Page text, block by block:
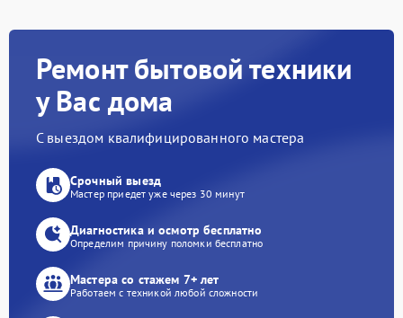
Ремонт бытовой техники
у Вас дома
С выездом квалифицированного мастера
Срочный выезд
Мастер приедет уже через 30 минут
Диагностика и осмотр бесплатно
Определим причину поломки бесплатно
Мастера со стажем 7+ лет
Работаем с техникой любой сложности